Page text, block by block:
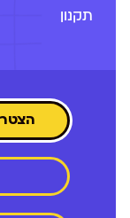
תקנון